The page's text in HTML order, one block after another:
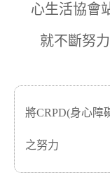
心生活協會
就不斷努力
將CRPD(身心障
之努力